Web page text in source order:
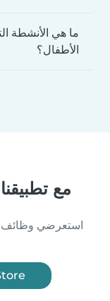
ما هي الأنشطة
الأطفال؟
مع
استعرضي وظائف